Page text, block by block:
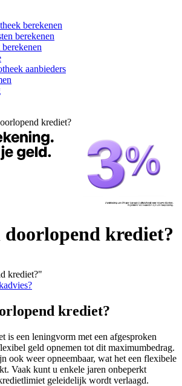
berekenen
berekenen
aanbieders
krediet?
doorlopend krediet?
krediet?"
krediet?
is een leningvorm met een afgesproken
geld opnemen tot dit maximumbedrag.
ook weer opneembaar, wat het een flexibele
Vaak kunt u enkele jaren onbeperkt
geleidelijk wordt verlaagd.